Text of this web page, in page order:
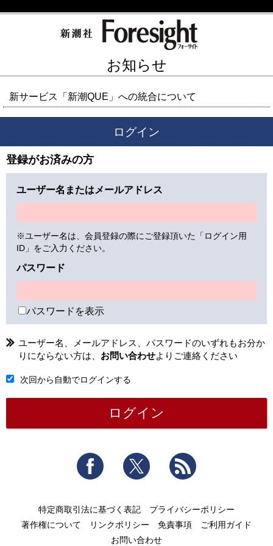
お知らせ
新サービス「新潮QUE」への統合について
ログイン
登録がお済みの方
ユーザー名またはメールアドレス
※ユーザー名は、会員登録の際にご登録頂いた「ログイン用
ID」をご入力ください。
パスワード
パスワードを表示
ユーザー名、メールアドレス、パスワードのいずれもお分か
りにならない方は、 お問い合わせよりご連絡ください
次回から自動でログインする
Facebook Twitter
特定商取引法に基づく表記
プライバシーポリシー
著作権について
リンクポリシー 免責事項
ご利用ガイド
お問い合わせ